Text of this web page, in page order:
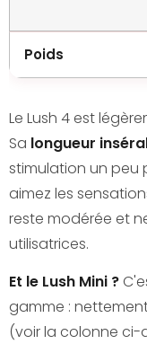
Poids
Le Lush 4 est
Sa longueur
stimulation un peu
aimez les
reste modérée et
utilisatrices.
Et le Lush Mini ?
gamme :
(voir la colonne ci-